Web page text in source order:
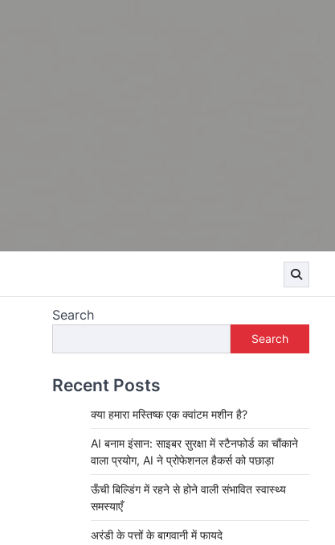
Search
Search
Recent Posts
क्या हमारा मस्तिष्क एक क्वांटम मशीन है?
AI बनाम इंसान: साइबर सुरक्षा में स्टैनफोर्ड का चौंकाने
वाला प्रयोग, AI ने प्रोफेशनल हैकर्स को पछाड़ा
ऊँची बिल्डिंग में रहने से होने वाली संभावित स्वास्थ्य
समस्याएँ
अरंडी के पत्तों के बागवानी में फायदे